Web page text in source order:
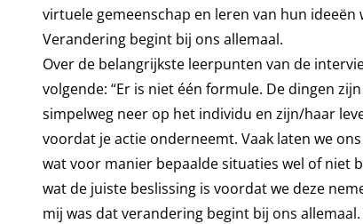
virtuele gemeenschap en leren van hun
Verandering begint bij ons allemaal.
Over de belangrijkste leerpunten van de
volgende: “Er is niet één formule. De dingen
simpelweg neer op het individu en zijn/haar
voordat je actie onderneemt. Vaak laten we
wat voor manier bepaalde situaties wel of niet
wat de juiste beslissing is voordat we deze
mij was dat verandering begint bij ons